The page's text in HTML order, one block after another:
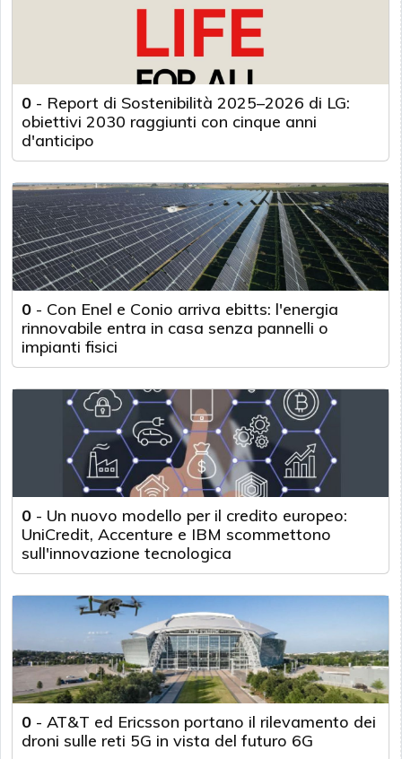
0 - Report di Sostenibilità 2025–2026 di LG:
obiettivi 2030 raggiunti con cinque anni
d'anticipo
0 - Con Enel e Conio arriva ebitts: l'energia
rinnovabile entra in casa senza pannelli o
impianti fisici
0 - Un nuovo modello per il credito europeo:
UniCredit, Accenture e IBM scommettono
sull'innovazione tecnologica
0 - AT&T ed Ericsson portano il rilevamento dei
droni sulle reti 5G in vista del futuro 6G